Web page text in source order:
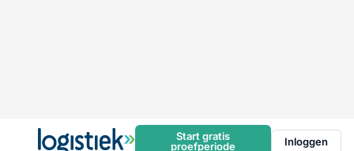
Start gratis
proefperiode
Inloggen